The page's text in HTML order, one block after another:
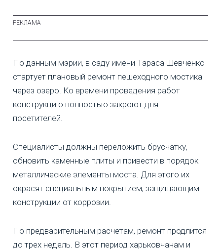
По данным мэрии, в саду имени Тараса Шевченко
стартует плановый ремонт пешеходного мостика
через озеро. Ко времени проведения работ
конструкцию полностью закроют для
посетителей.
Специалисты должны переложить брусчатку,
обновить каменные плиты и привести в порядок
металлические элементы моста. Для этого их
окрасят специальным покрытием, защищающим
конструкции от коррозии.
По предварительным расчетам, ремонт продлится
до трех недель. В этот период харьковчанам и